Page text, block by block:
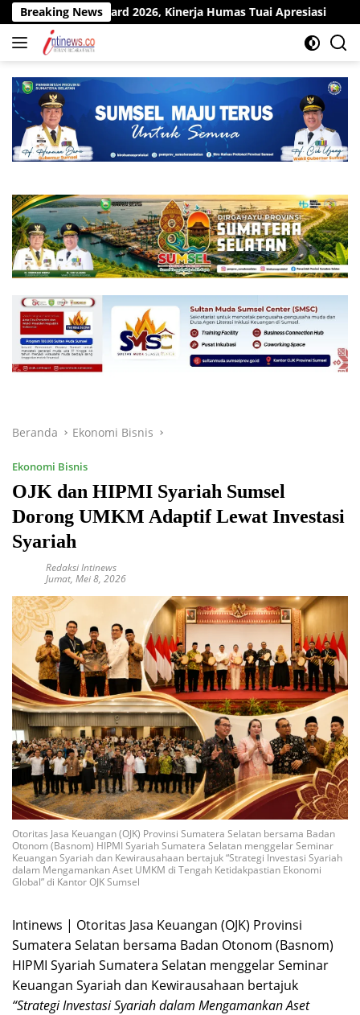
Langsung
ke
konten
Breaking News
2026, Kinerja Humas Tuai Apresiasi Pit Stop
Beranda Ekonomi Bisnis
Ekonomi Bisnis
OJK dan HIPMI Syariah Sumsel
Dorong UMKM Adaptif Lewat Investasi
Syariah
Redaksi Intinews
Jumat, Mei 8, 2026
Otoritas Jasa Keuangan (OJK) Provinsi Sumatera Selatan bersama Badan
Otonom (Basnom) HIPMI Syariah Sumatera Selatan menggelar Seminar
Keuangan Syariah dan Kewirausahaan bertajuk “Strategi Investasi Syariah
dalam Mengamankan Aset UMKM di Tengah Ketidakpastian Ekonomi
Global” di Kantor OJK Sumsel
Intinews | Otoritas Jasa Keuangan (OJK) Provinsi
Sumatera Selatan bersama Badan Otonom (Basnom)
HIPMI Syariah Sumatera Selatan menggelar Seminar
Keuangan Syariah dan Kewirausahaan bertajuk
“Strategi Investasi Syariah dalam Mengamankan Aset